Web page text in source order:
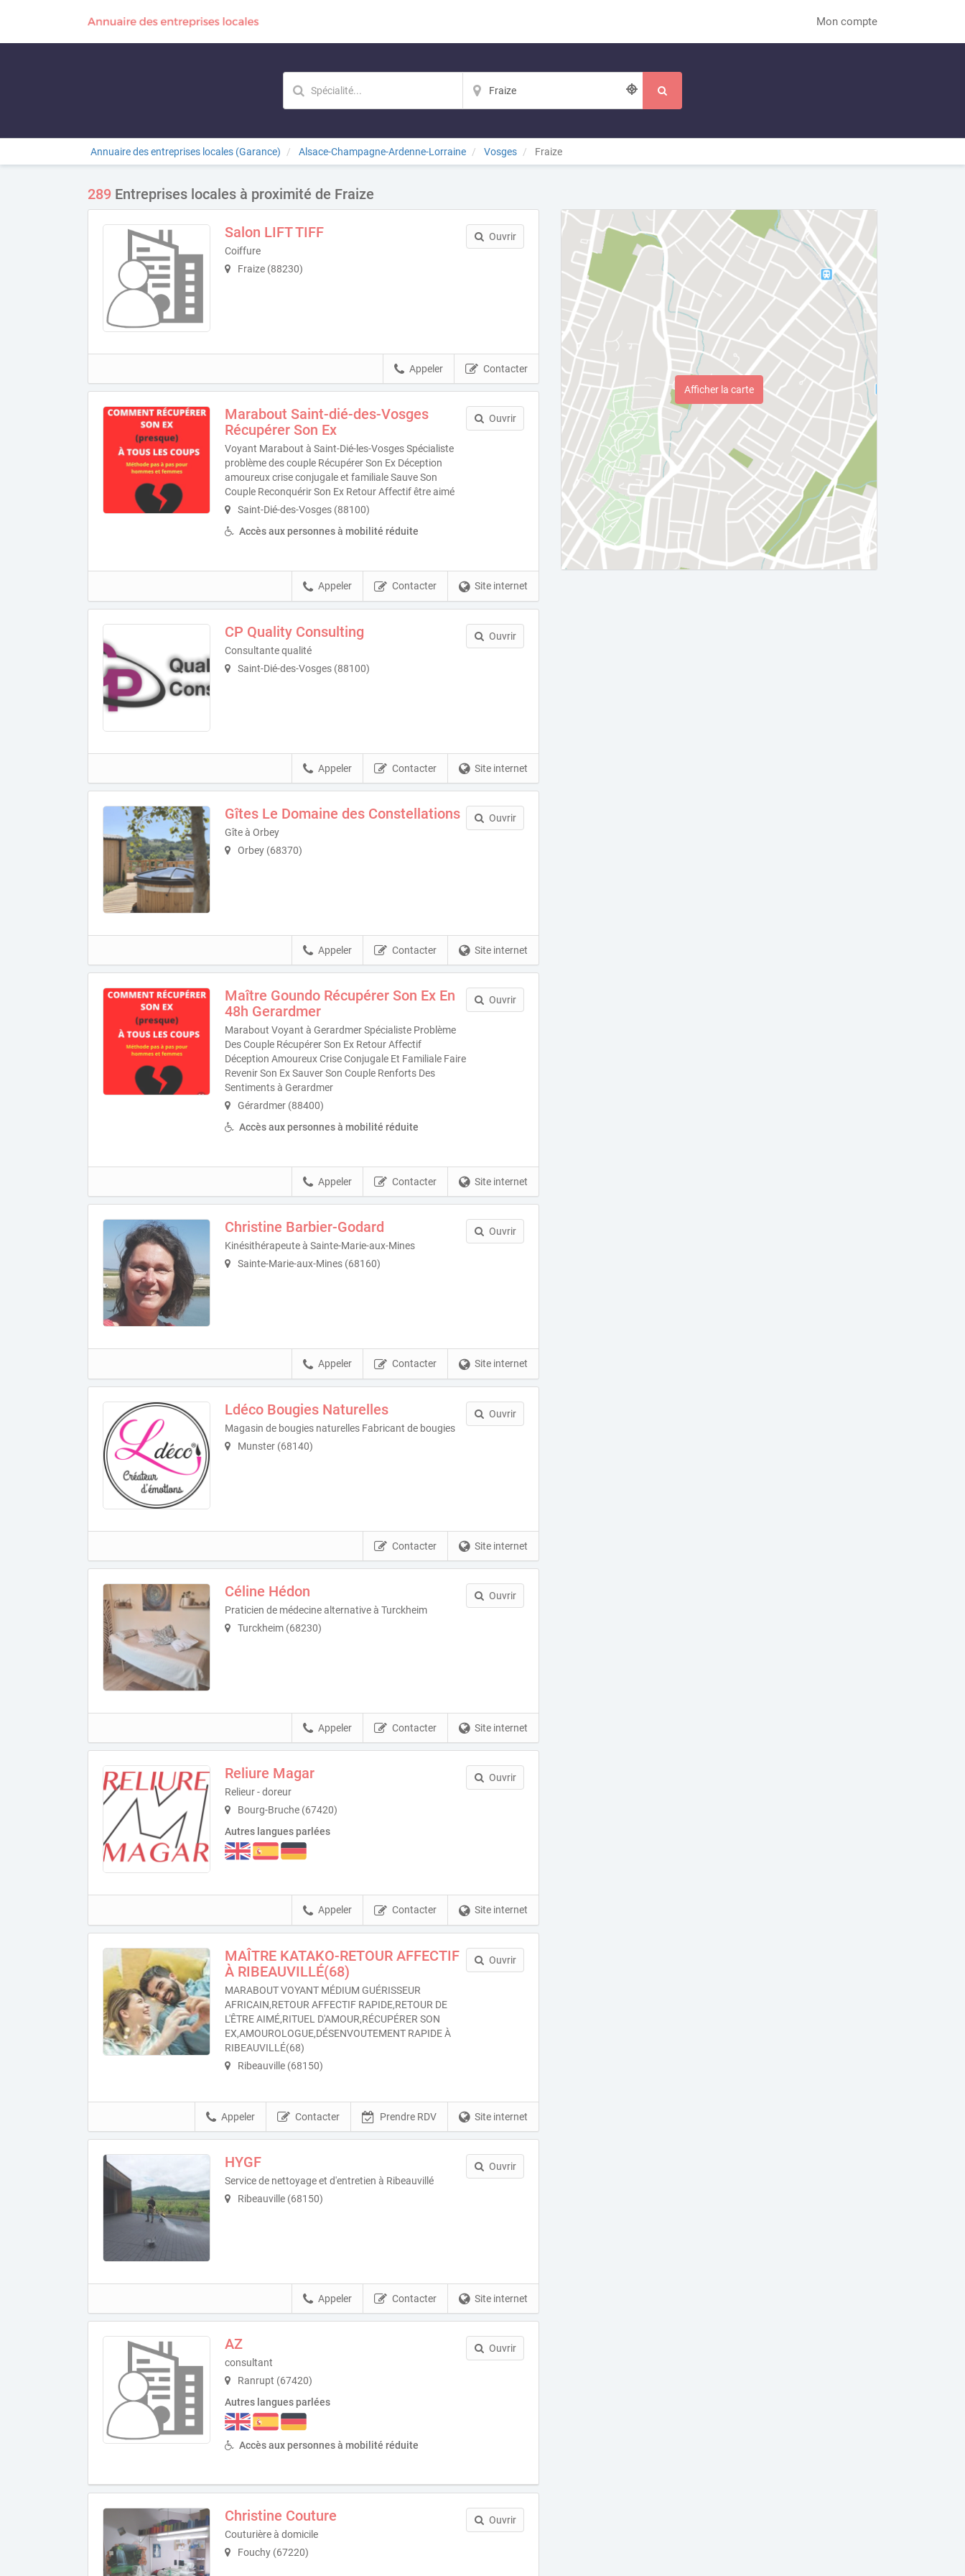
Mon compte
Annuaire des entreprises locales (Garance) Alsace-Champagne-Ardenne-Lorraine Vosges Fraize
289 Entreprises locales à proximité de Fraize
Salon LIFT TIFF
Coiffure
Fraize (88230)
Ouvrir
Contacter
Appeler
Marabout Saint-dié-des-Vosges
Récupérer Son Ex
Voyant Marabout à Saint-Dié-les-Vosges Spécialiste
problème des couple Récupérer Son Ex Déception
amoureux crise conjugale et familiale Sauve Son
Couple Reconquérir Son Ex Retour Affectif être aimé
Saint-Dié-des-Vosges (88100)
Accès aux personnes à mobilité réduite
Ouvrir
Site internet
Contacter
Appeler
CP Quality Consulting
Consultante qualité
Saint-Dié-des-Vosges (88100)
Ouvrir
Site internet
Contacter
Appeler
Gîtes Le Domaine des Constellations
Gîte à Orbey
Orbey (68370)
Ouvrir
Site internet
Contacter
Appeler
Maître Goundo Récupérer Son Ex En
48h Gerardmer
Marabout Voyant à Gerardmer Spécialiste Problème
Des Couple Récupérer Son Ex Retour Affectif
Déception Amoureux Crise Conjugale Et Familiale Faire
Revenir Son Ex Sauver Son Couple Renforts Des
Sentiments à Gerardmer
Gérardmer (88400)
Accès aux personnes à mobilité réduite
Ouvrir
Site internet
Contacter
Appeler
Christine Barbier-Godard
Kinésithérapeute à Sainte-Marie-aux-Mines
Sainte-Marie-aux-Mines (68160)
Ouvrir
Site internet
Contacter
Appeler
Ldéco Bougies Naturelles
Magasin de bougies naturelles Fabricant de bougies
Munster (68140)
Ouvrir
Site internet
Contacter
Céline Hédon
Praticien de médecine alternative à Turckheim
Turckheim (68230)
Ouvrir
Site internet
Contacter
Appeler
Reliure Magar
Relieur - doreur
Bourg-Bruche (67420)
Autres langues parlées
Ouvrir
Site internet
Contacter
Appeler
MAÎTRE KATAKO-RETOUR AFFECTIF
À RIBEAUVILLÉ(68)
MARABOUT VOYANT MÉDIUM GUÉRISSEUR
AFRICAIN,RETOUR AFFECTIF RAPIDE,RETOUR DE
L'ÊTRE AIMÉ,RITUEL D'AMOUR,RÉCUPÉRER SON
EX,AMOUROLOGUE,DÉSENVOUTEMENT RAPIDE À
RIBEAUVILLÉ(68)
Ribeauville (68150)
Ouvrir
Site internet
Prendre RDV
Contacter
Appeler
HYGF
Service de nettoyage et d'entretien à Ribeauvillé
Ribeauville (68150)
Ouvrir
Site internet
Contacter
Appeler
AZ
consultant
Ranrupt (67420)
Autres langues parlées
Accès aux personnes à mobilité réduite
Ouvrir
Christine Couture
Couturière à domicile
Fouchy (67220)
Ouvrir
Afficher la carte